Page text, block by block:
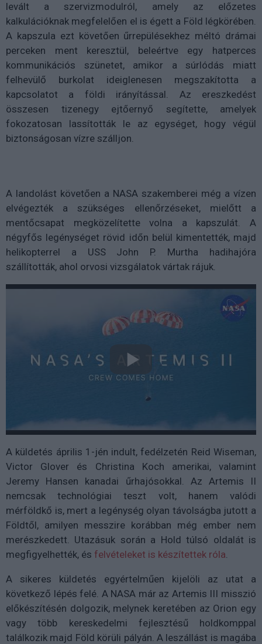
levált a szervizmodulról, amely az előzetes
kalkulációknak megfelelően el is égett a Föld légkörében.
A kapszula ezt követően űrrepülésekhez méltó drámai
perceken ment keresztül, beleértve egy hatperces
kommunikációs szünetet, amikor a súrlódás miatt
felhevülő burkolat ideiglenesen megszakította a
kapcsolatot a földi irányítással. Az ereszkedést
összesen tizenegy ejtőernyő segítette, amelyek
fokozatosan lassították le az egységet, hogy végül
biztonságosan vízre szálljon.
A landolást követően a NASA szakemberei még a vízen
elvégezték a szükséges ellenőrzéseket, mielőtt a
mentőcsapat megközelítette volna a kapszulát. A
négyfős legénységet rövid időn belül kimentették, majd
helikopterrel a USS John P. Murtha hadihajóra
szállították, ahol orvosi vizsgálatok vártak rájuk.
A küldetés április 1-jén indult, fedélzetén Reid Wiseman,
Victor Glover és Christina Koch amerikai, valamint
Jeremy Hansen kanadai űrhajósokkal. Az Artemis II
nemcsak technológiai teszt volt, hanem valódi
mérföldkő is, mert a legénység olyan távolságba jutott a
Földtől, amilyen messzire korábban még ember nem
merészkedett. Utazásuk során a Hold túlsó oldalát is
megfigyelhették, és felvételeket is készítettek róla
A sikeres küldetés egyértelműen kijelöli az utat a
következő lépés felé. A NASA már az Artemis III misszió
előkészítésén dolgozik, melynek keretében az Orion egy
vagy több kereskedelmi fejlesztésű holdkomppal
találkozik majd Föld körüli pályán. A leszállást is magába